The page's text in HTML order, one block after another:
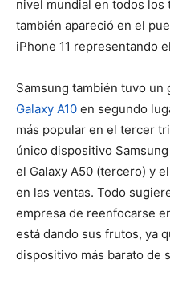
nivel mundial en todos los
también apareció en el
iPhone 11 representando
Samsung también tuvo
Galaxy A10 en segundo
más popular en el tercer
único dispositivo
el Galaxy A50 (tercero) y
en las ventas. Todo
empresa de reenfocarse
está dando sus frutos, ya
dispositivo más barato de